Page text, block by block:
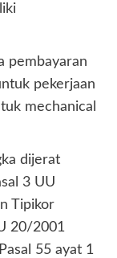
pembayaran
pekerjaan
mechanical
dijerat
3 UU
Tipikor
20/2001
55 ayat 1